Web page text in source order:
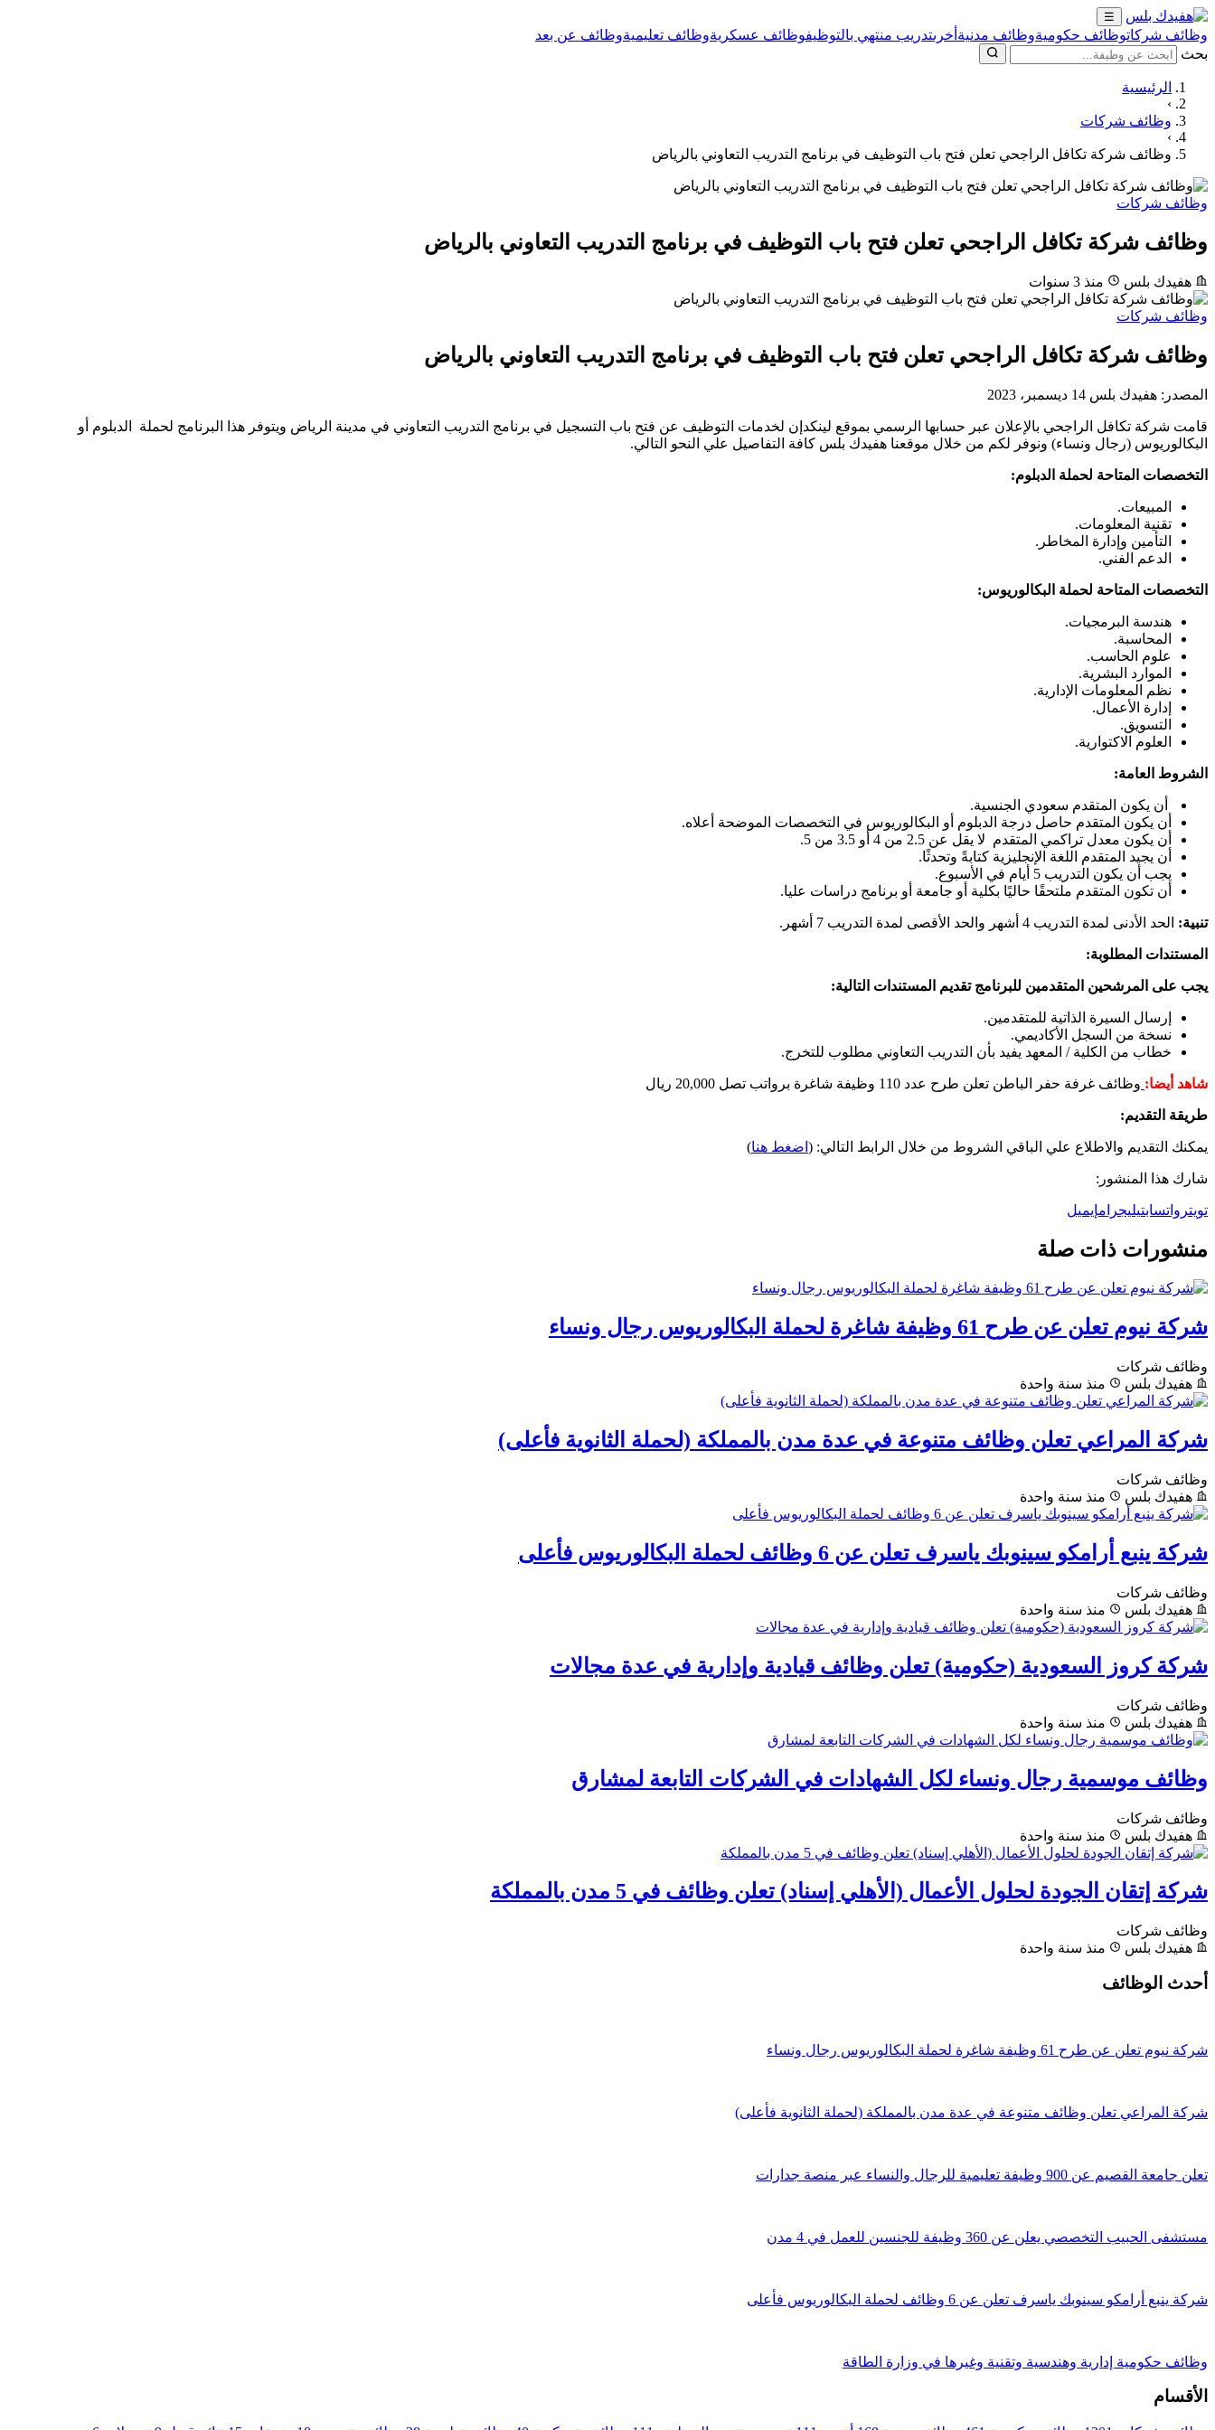
☰
وظائف شركاتوظائف حكوميةوظائف مدنية أخرىتدريب منتهي بالتوظيفوظائف عسكريةوظائف تعليميةوظائف عن بعد
بحث
الرئيسية
›
وظائف شركات
›
وظائف شركة تكافل الراجحي تعلن فتح باب التوظيف في برنامج التدريب التعاوني بالرياض
وظائف شركات
وظائف شركة تكافل الراجحي تعلن فتح باب التوظيف في برنامج التدريب التعاوني بالرياض
هفيدك بلس منذ 3 سنوات
وظائف شركات
وظائف شركة تكافل الراجحي تعلن فتح باب التوظيف في برنامج التدريب التعاوني بالرياض
المصدر: هفيدك بلس 14 ديسمبر، 2023
قامت شركة تكافل الراجحي بالإعلان عبر حسابها الرسمي بموقع لينكدإن لخدمات التوظيف عن فتح باب التسجيل في برنامج التدريب التعاوني في مدينة الرياض ويتوفر هذا البرنامج لحملة الدبلوم أو
البكالوريوس (رجال ونساء) ونوفر لكم من خلال موقعنا هفيدك بلس كافة التفاصيل علي النحو التالي.
التخصصات المتاحة لحملة الدبلوم:
المبيعات.
تقنية المعلومات.
التأمين وإدارة المخاطر.
الدعم الفني.
التخصصات المتاحة لحملة البكالوريوس:
هندسة البرمجيات.
المحاسبة.
علوم الحاسب.
الموارد البشرية.
نظم المعلومات الإدارية.
إدارة الأعمال.
التسويق.
العلوم الاكتوارية.
الشروط العامة:
أن يكون المتقدم سعودي الجنسية.
أن يكون المتقدم حاصل درجة الدبلوم أو البكالوريوس في التخصصات الموضحة أعلاه.
أن يكون معدل تراكمي المتقدم لا يقل عن 2.5 من 4 أو 3.5 من 5.
أن يجيد المتقدم اللغة الإنجليزية كتابةً وتحدثًا.
يجب أن يكون التدريب 5 أيام في الأسبوع.
أن تكون المتقدم ملتحقًا حاليًا بكلية أو جامعة أو برنامج دراسات عليا.
تنبية: الحد الأدنى لمدة التدريب 4 أشهر والحد الأقصى لمدة التدريب 7 أشهر.
المستندات المطلوبة:
يجب على المرشحين المتقدمين للبرنامج تقديم المستندات التالية:
إرسال السيرة الذاتية للمتقدمين.
نسخة من السجل الأكاديمي.
خطاب من الكلية / المعهد يفيد بأن التدريب التعاوني مطلوب للتخرج.
شاهد أيضا: وظائف غرفة حفر الباطن تعلن طرح عدد 110 وظيفة شاغرة برواتب تصل 20,000 ريال
طريقة التقديم:
يمكنك التقديم والاطلاع علي الباقي الشروط من خلال الرابط التالي: ( اضغط هنا)
شارك هذا المنشور:
تويتر واتسابتيليجرامإيميل
منشورات ذات صلة
شركة نيوم تعلن عن طرح 61 وظيفة شاغرة لحملة البكالوريوس رجال ونساء
وظائف شركات
هفيدك بلس
منذ سنة واحدة
شركة المراعي تعلن وظائف متنوعة في عدة مدن بالمملكة (لحملة الثانوية فأعلى)
وظائف شركات
هفيدك بلس
منذ سنة واحدة
شركة ينبع أرامكو سينوبك ياسرف تعلن عن 6 وظائف لحملة البكالوريوس فأعلى
وظائف شركات
هفيدك بلس
منذ سنة واحدة
شركة كروز السعودية (حكومية) تعلن وظائف قيادية وإدارية في عدة مجالات
وظائف شركات
هفيدك بلس
منذ سنة واحدة
وظائف موسمية رجال ونساء لكل الشهادات في الشركات التابعة لمشارق
وظائف شركات
هفيدك بلس
منذ سنة واحدة
شركة إتقان الجودة لحلول الأعمال (الأهلي إسناد) تعلن وظائف في 5 مدن بالمملكة
وظائف شركات
هفيدك بلس
منذ سنة واحدة
أحدث الوظائف
شركة نيوم تعلن عن طرح 61 وظيفة شاغرة لحملة البكالوريوس رجال ونساء
شركة المراعي تعلن وظائف متنوعة في عدة مدن بالمملكة (لحملة الثانوية فأعلى)
تعلن جامعة القصيم عن 900 وظيفة تعليمية للرجال والنساء عبر منصة جدارات
مستشفى الحبيب التخصصي يعلن عن 360 وظيفة للجنسين للعمل في 4 مدن
شركة ينبع أرامكو سينوبك ياسرف تعلن عن 6 وظائف لحملة البكالوريوس فأعلى
وظائف حكومية إدارية وهندسية وتقنية وغيرها في وزارة الطاقة
الأقسام